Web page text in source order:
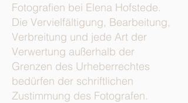
Fotografien bei Elena Hofstede.
Die Vervielfältigung, Bearbeitung,
Verbreitung und jede Art der
Verwertung außerhalb der
Grenzen des Urheberrechtes
bedürfen der schriftlichen
Zustimmung des Fotografen.